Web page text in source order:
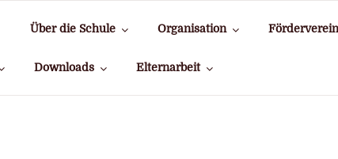
Über die Schule Organisation Förderverein
Downloads Elternarbeit